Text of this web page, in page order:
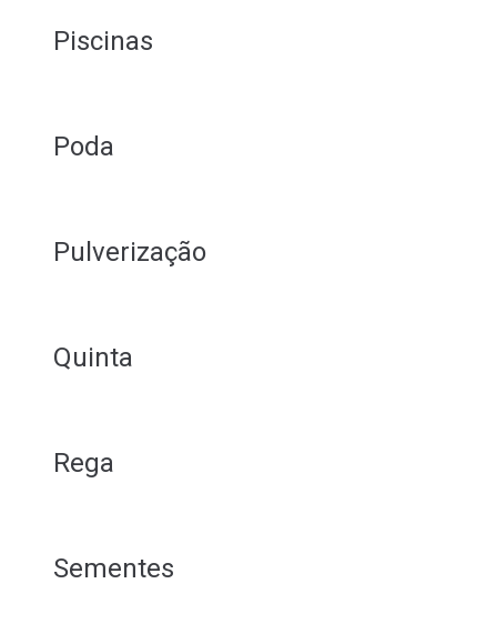
Piscinas
Poda
Pulverização
Quinta
Rega
Sementes